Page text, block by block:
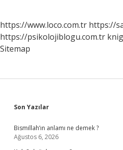
https://www.loco.com.tr https://
https://psikolojiblogu.com.tr
Sitemap
Sidebar
Son Yazılar
Bismillah’ın anlamı ne demek ?
Ağustos 6, 2026